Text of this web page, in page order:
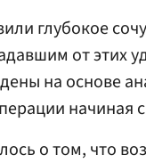
глубокое
от этих
на основе
начиная с
о том, что